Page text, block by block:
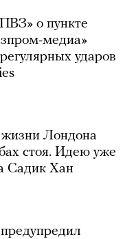
о пункте
медиа»
ударов
Лондона
стоя. Идею уже
Садик Хан